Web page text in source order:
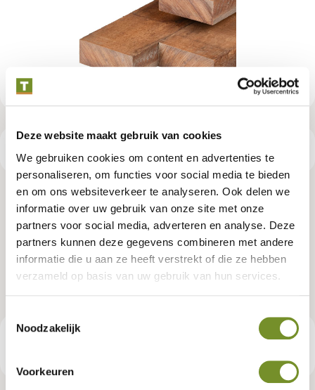
Deze website maakt gebruik van cookies
We gebruiken cookies om content en advertenties te
personaliseren, om functies voor social media te bieden
en om ons websiteverkeer te analyseren. Ook delen we
informatie over uw gebruik van onze site met onze
partners voor social media, adverteren en analyse. Deze
partners kunnen deze gegevens combineren met andere
informatie die u aan ze heeft verstrekt of die ze hebben
verzameld op basis van uw gebruik van hun services.
Noodzakelijk
Voorkeuren
Angelim vermelho hardhout
bestekhout 5,0 x 10,0 x 250 cm
fijnbezaagd